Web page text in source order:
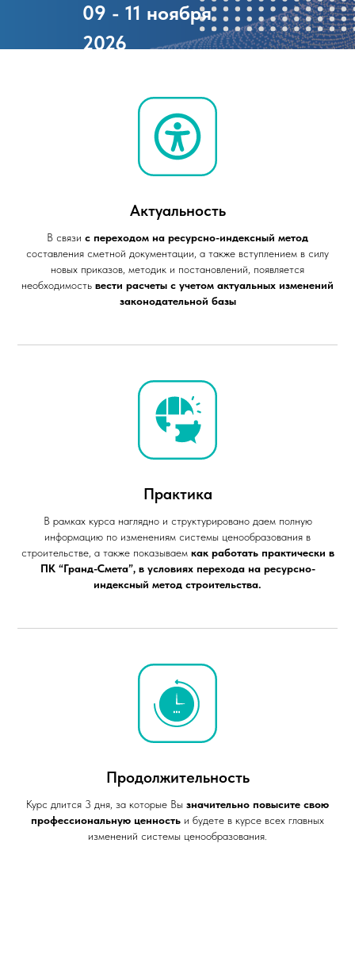
09 - 11 ноября
2026
05 - 07 апреля
Актуальность
В связи с переходом на ресурсно-индексный метод
составления сметной документации, а также вступлением в силу
новых приказов, методик и постановлений, появляется
необходимость вести расчеты с учетом актуальных изменений
законодательной базы
Практика
В рамках курса наглядно и структурировано даем полную
информацию по изменениям системы ценообразования в
строительстве, а также показываем как работать практически в
ПК “Гранд-Смета”, в условиях перехода на ресурсно-
индексный метод строительства.
Продолжительность
Курс длится 3 дня, за которые Вы значительно повысите свою
профессиональную ценность и будете в курсе всех главных
изменений системы ценообразования.